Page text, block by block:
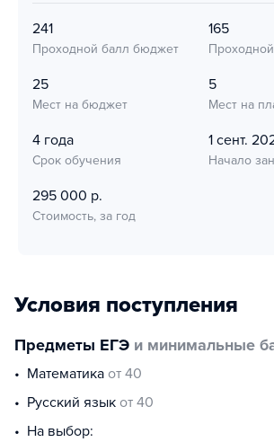
241
Проходной балл бюджет
165
25
Мест на бюджет
5
Мест на
4 года
Срок обучения
1 сент.
Начало
295 000 р.
Стоимость, за год
Условия поступления
Предметы ЕГЭ и минимальные
математика от 40
русский язык от 40
На выбор: